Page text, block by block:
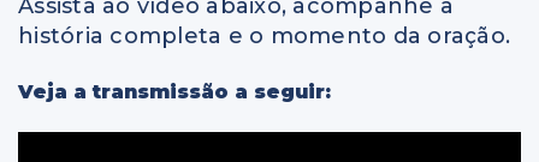
Assista ao vídeo abaixo, acompanhe a
história completa e o momento da oração.
Veja a transmissão a seguir: